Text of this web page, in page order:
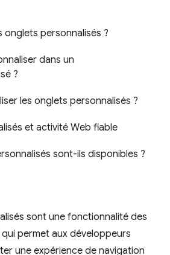
onglets personnalisés ?
dans un
?
les onglets personnalisés ?
et activité Web fiable
sont-ils disponibles ?
sont une fonctionnalité des
permet aux développeurs
une expérience de navigation